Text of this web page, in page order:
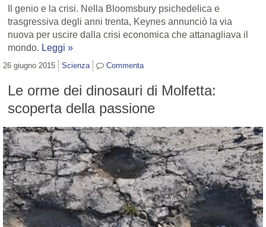
Il genio e la crisi. Nella Bloomsbury psichedelica e
trasgressiva degli anni trenta, Keynes annunciò la via
nuova per uscire dalla crisi economica che attanagliava il
mondo. Leggi »
26 giugno 2015 Scienza Commenta
Le orme dei dinosauri di Molfetta:
scoperta della passione